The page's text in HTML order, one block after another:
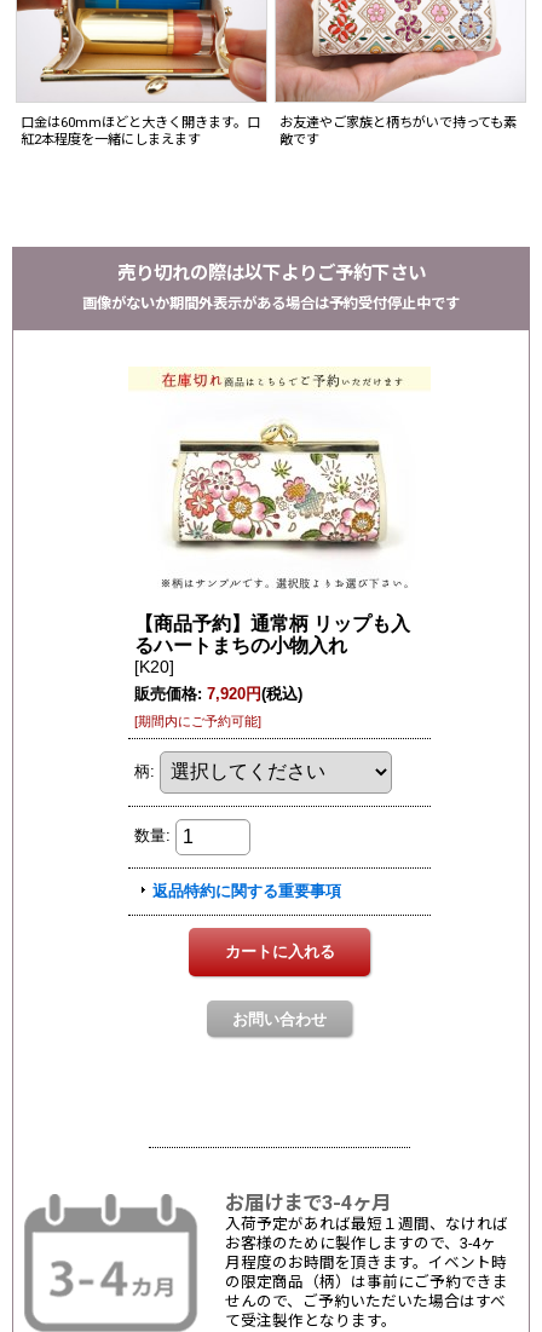
口金は60mmほどと大きく開きます。口
紅2本程度を一緒にしまえます
お友達やご家族と柄ちがいで持っても素
敵です
売り切れの際は以下よりご予約下さい
画像がないか期間外表示がある場合は予約受付停止中です
お届けまで3-4ヶ月
入荷予定があれば最短１週間、なければ
お客様のために製作しますので、3-4ヶ
月程度のお時間を頂きます。イベント時
の限定商品（柄）は事前にご予約できま
せんので、ご予約いただいた場合はすべ
て受注製作となります。